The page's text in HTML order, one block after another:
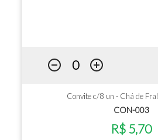
Convite c/8 un - Chá de
CON-003
R$ 5,70